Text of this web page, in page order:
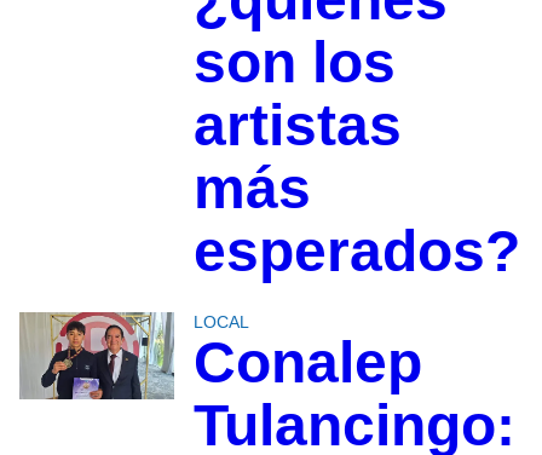
son los
artistas
más
esperados?
LOCAL
Conalep
Tulancingo: